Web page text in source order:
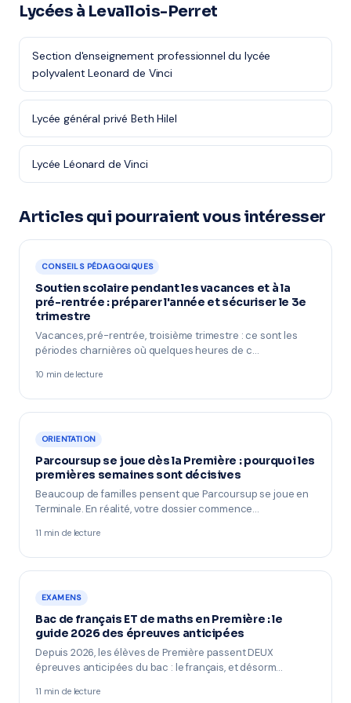
Lycées à Levallois-Perret
Section d'enseignement professionnel du lycée
polyvalent Leonard de Vinci
Lycée général privé Beth Hilel
Lycée Léonard de Vinci
Articles qui pourraient vous intéresser
CONSEILS PÉDAGOGIQUES
Soutien scolaire pendant les vacances et à la
pré-rentrée : préparer l'année et sécuriser le 3e
trimestre
Vacances, pré-rentrée, troisième trimestre : ce sont les
périodes charnières où quelques heures de c…
10 min de lecture
ORIENTATION
Parcoursup se joue dès la Première : pourquoi les
premières semaines sont décisives
Beaucoup de familles pensent que Parcoursup se joue en
Terminale. En réalité, votre dossier commence…
11 min de lecture
EXAMENS
Bac de français ET de maths en Première : le
guide 2026 des épreuves anticipées
Depuis 2026, les élèves de Première passent DEUX
épreuves anticipées du bac : le français, et désorm…
11 min de lecture